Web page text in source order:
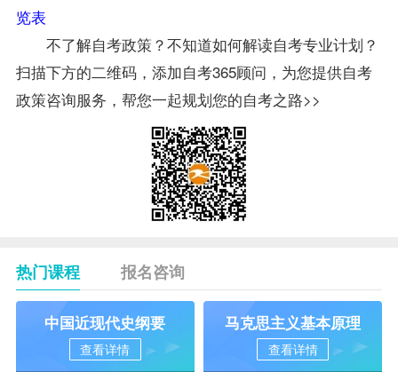
览表
不了解自考政策？不知道如何解读自考专业计划？
扫描下方的二维码，添加自考365顾问，为您提供自考
政策咨询服务，帮您一起规划您的自考之路>>
热门课程 报名咨询
中国近现代史纲要
查看详情
马克思主义基本原理
查看详情